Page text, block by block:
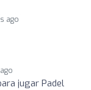
ago
jugar Padel